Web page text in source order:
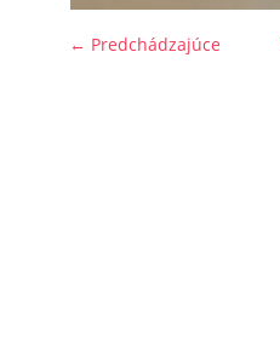
← Predchádzajúce